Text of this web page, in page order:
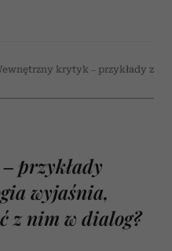
krytyk – przykłady
przykłady
wyjaśnia,
z nim w dialog?